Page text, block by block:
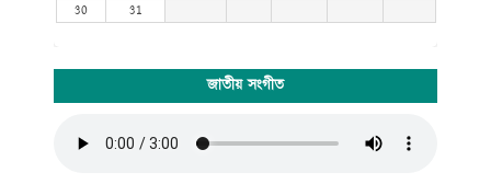
30
31
জাতীয় সংগীত